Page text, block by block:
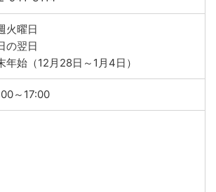
火曜日
の翌日
年始（12月28日～1月4日）
～17:00